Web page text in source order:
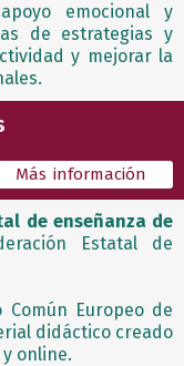
emocional y
de estrategias y
y mejorar la
Más información
de enseñanza de
Estatal de
Europeo de
didáctico creado
online.